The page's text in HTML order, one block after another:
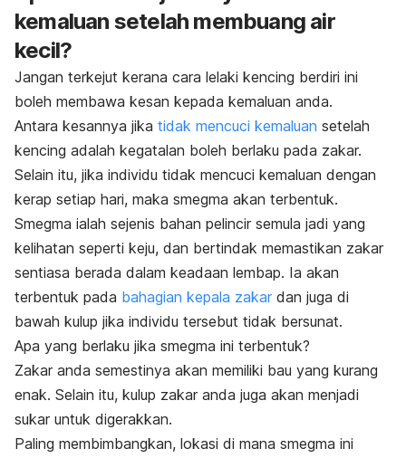
kemaluan setelah membuang air
kecil?
Jangan terkejut kerana cara lelaki kencing berdiri ini
boleh membawa kesan kepada kemaluan anda.
Antara kesannya jika tidak mencuci kemaluan setelah
kencing adalah kegatalan boleh berlaku pada zakar.
Selain itu, jika individu tidak mencuci kemaluan dengan
kerap setiap hari, maka smegma akan terbentuk.
Smegma ialah sejenis bahan pelincir semula jadi yang
kelihatan seperti keju, dan bertindak memastikan zakar
sentiasa berada dalam keadaan lembap. Ia akan
terbentuk pada bahagian kepala zakar dan juga di
bawah kulup jika individu tersebut tidak bersunat.
Apa yang berlaku jika smegma ini terbentuk?
Zakar anda semestinya akan memiliki bau yang kurang
enak. Selain itu, kulup zakar anda juga akan menjadi
sukar untuk digerakkan.
Paling membimbangkan, lokasi di mana smegma ini